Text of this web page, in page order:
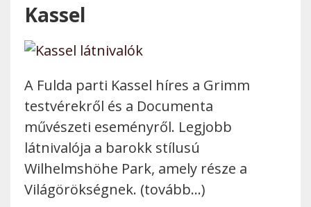
Kassel
A Fulda parti Kassel híres a Grimm
testvérekről és a Documenta
művészeti eseményről. Legjobb
látnivalója a barokk stílusú
Wilhelmshöhe Park, amely része a
Világörökségnek. (tovább…)